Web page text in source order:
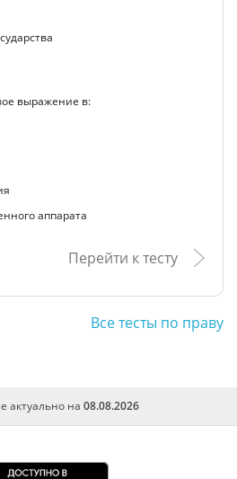
выражение в:
аппарата
Перейти к тесту
Все тесты по праву
актуально на 08.08.2026